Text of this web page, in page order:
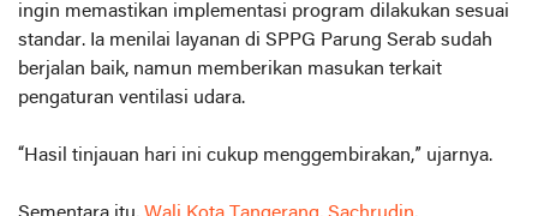
ingin memastikan implementasi program dilakukan sesuai
standar. Ia menilai layanan di SPPG Parung Serab sudah
berjalan baik, namun memberikan masukan terkait
pengaturan ventilasi udara.
“Hasil tinjauan hari ini cukup menggembirakan,” ujarnya.